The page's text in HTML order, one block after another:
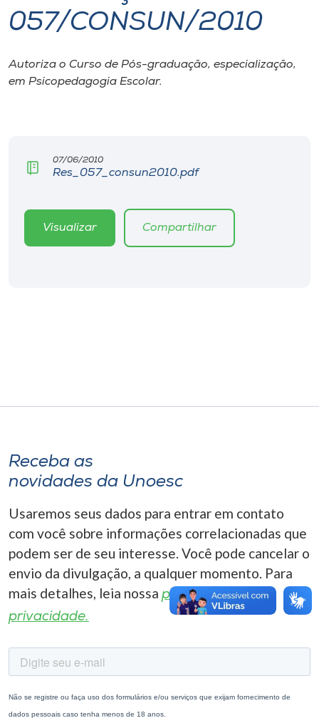
I.nova
Diplomados
CPA
Editora
Selecione
o idioma
057/CONSUN/2010
Autoriza o Curso de Pós-graduação, especialização,
em Psicopedagogia Escolar.
07/06/2010
Res_057_consun2010.pdf
Visualizar Compartilhar
Receba as
novidades da Unoesc
Usaremos seus dados para entrar em contato
com você sobre informações correlacionadas que
podem ser de seu interesse. Você pode cancelar o
envio da divulgação, a qualquer momento. Para
mais detalhes, leia nossa política de
privacidade.